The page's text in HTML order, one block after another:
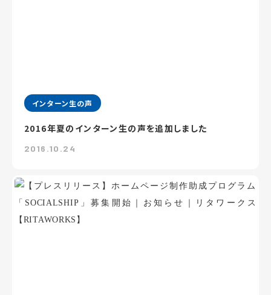
インターン生の声
2016年夏のインターン生の声を追加しました
2016.10.24